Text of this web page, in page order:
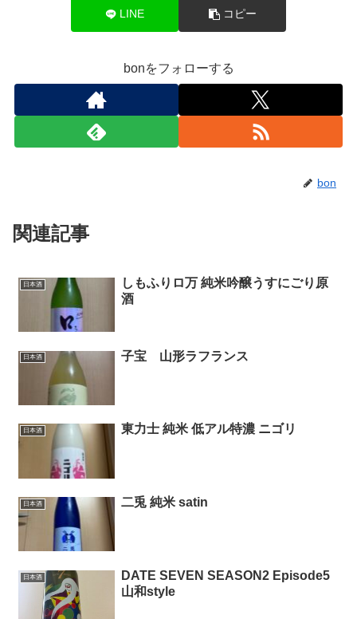
LINE コピー
bonをフォローする
bon
関連記事
日本酒
しもふりロ万 純米吟醸うすにごり原
酒
日本酒 子宝 山形ラフランス
日本酒 東力士 純米 低アル特濃 ニゴリ
日本酒 二兎 純米 satin
日本酒
DATE SEVEN SEASON2 Episode5
山和style